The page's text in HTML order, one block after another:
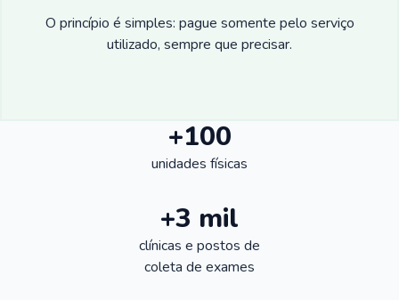
O princípio é simples: pague somente pelo serviço
utilizado, sempre que precisar.
+100
unidades físicas
+3 mil
clínicas e postos de
coleta de exames